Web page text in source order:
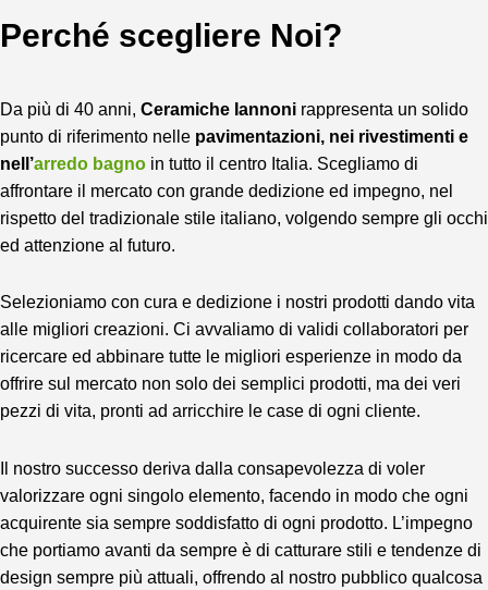
Perché scegliere Noi?
Da più di 40 anni, Ceramiche Iannoni rappresenta un solido
punto di riferimento nelle pavimentazioni, nei rivestimenti e
nell’arredo bagno in tutto il centro Italia. Scegliamo di
affrontare il mercato con grande dedizione ed impegno, nel
rispetto del tradizionale stile italiano, volgendo sempre gli occhi
ed attenzione al futuro.
Selezioniamo con cura e dedizione i nostri prodotti dando vita
alle migliori creazioni. Ci avvaliamo di validi collaboratori per
ricercare ed abbinare tutte le migliori esperienze in modo da
offrire sul mercato non solo dei semplici prodotti, ma dei veri
pezzi di vita, pronti ad arricchire le case di ogni cliente.
Il nostro successo deriva dalla consapevolezza di voler
valorizzare ogni singolo elemento, facendo in modo che ogni
acquirente sia sempre soddisfatto di ogni prodotto. L’impegno
che portiamo avanti da sempre è di catturare stili e tendenze di
design sempre più attuali, offrendo al nostro pubblico qualcosa